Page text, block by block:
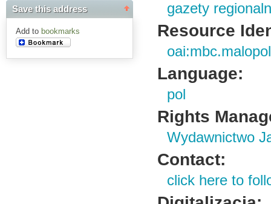
Save this address
Add to bookmarks
gazety
Resource
Language:
pol
Rights
Wydawnictwo
Contact:
click here to